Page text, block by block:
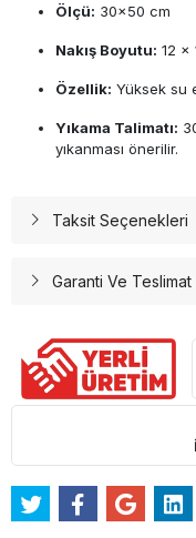
Ölçü: 30x50 cm
Nakış Boyutu: 12 x
Özellik: Yüksek su
Yıkama Talimatı:
yıkanması önerilir.
Taksit Seçenekleri
Garanti Ve Teslimat